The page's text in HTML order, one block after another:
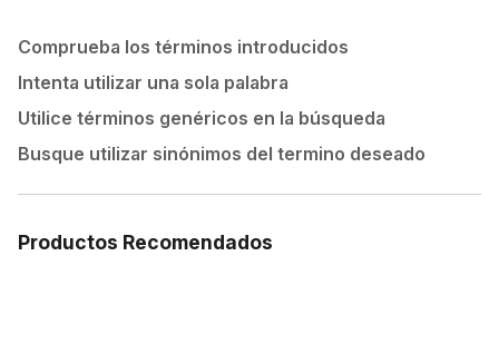
Comprueba los términos introducidos
Intenta utilizar una sola palabra
Utilice términos genéricos en la búsqueda
Busque utilizar sinónimos del termino deseado
Productos Recomendados